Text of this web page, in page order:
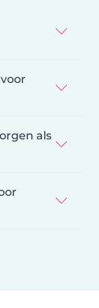
als